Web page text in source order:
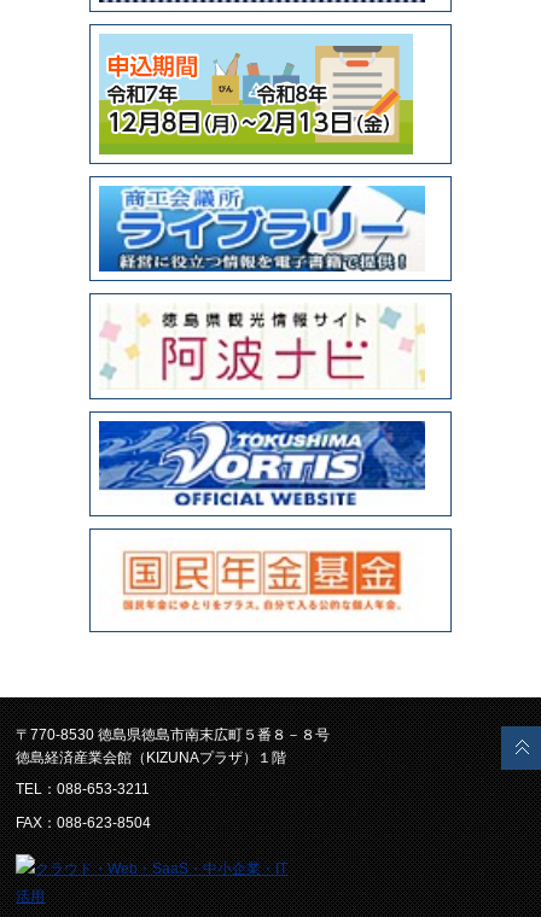
〒770-8530 徳島県徳島市南末広町５番８－８号
徳島経済産業会館（KIZUNAプラザ）１階
TEL：088-653-3211
FAX：088-623-8504